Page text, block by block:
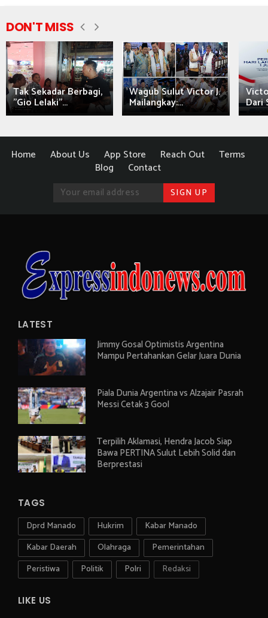
DON'T MISS
Tak Sekadar Berbagi,
"Gio Lelaki"...
Wagub Sulut Victor J.
Mailangkay:... Dari
Home About Us App Store Reach Out
Terms
Blog
Contact
LATEST
Jimmy Gosal Optimistis Argentina
Mampu Pertahankan Gelar Juara Dunia
Piala Dunia Argentina vs Alzajair Pasrah
Messi Cetak 3 Gool
Terpilih Aklamasi, Hendra Jacob Siap
Bawa PERTINA Sulut Lebih Solid dan
Berprestasi
TAGS
Dprd Manado Hukrim
Kabar Manado
Kabar Daerah
Olahraga
Pemerintahan
Peristiwa
Politik Polri Redaksi
LIKE US